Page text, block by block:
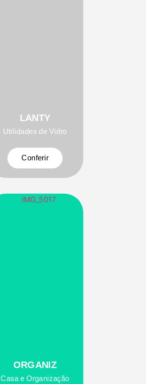
LANTY
Utilidades de Vidro
Conferir
ORGANIZ
Casa e Organização